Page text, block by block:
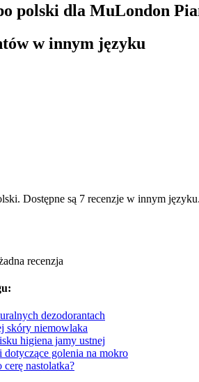
polski dla MuLondon
w innym języku
Dostępne są 7 recenzje w innym
recenzja
dezodorantach
skóry niemowlaka
higiena jamy ustnej
golenia na mokro
cerę nastolatka?